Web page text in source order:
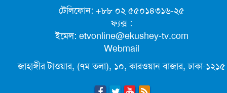
লিগ্যাল এইডের মাধ্যমে সন্তান ফিরে পেল
সেই কিশোরী মা জুঁই
জেট ফুয়েলের দাম কমলো লিটারে ১৯ টাকা
টেলিফোন: +৮৮ ০২ ৫৫০১৪৩১৬-২৫
ফ্যক্স :
ইমেল: etvonline@ekushey-tv.com
Webmail
জাহাঙ্গীর টাওয়ার, (৭ম তলা), ১০, কারওয়ান বাজার, ঢাকা-১২১৫